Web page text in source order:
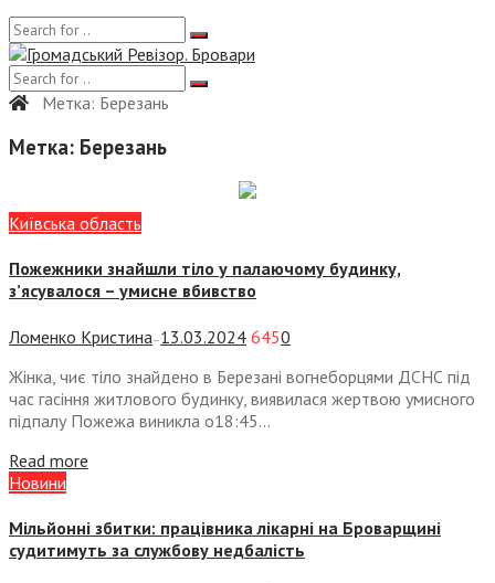
Метка: Березань
Метка: Березань
Київська область
Пожежники знайшли тіло у палаючому будинку,
з’ясувалося – умисне вбивство
Ломенко Кристина — 13.03.2024 6450
Жінка, чиє тіло знайдено в Березані вогнеборцями ДСНС під
час гасіння житлового будинку, виявилася жертвою умисного
підпалу Пожежа виникла о18:45...
Read more
Новини
Мільйонні збитки: працівника лікарні на Броварщині
судитимуть за службову недбалість